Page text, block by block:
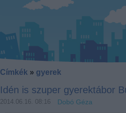
Címkék » gyerek
Idén is szuper gyerektábor
2014.06.16. 08:16 Dobó Géza